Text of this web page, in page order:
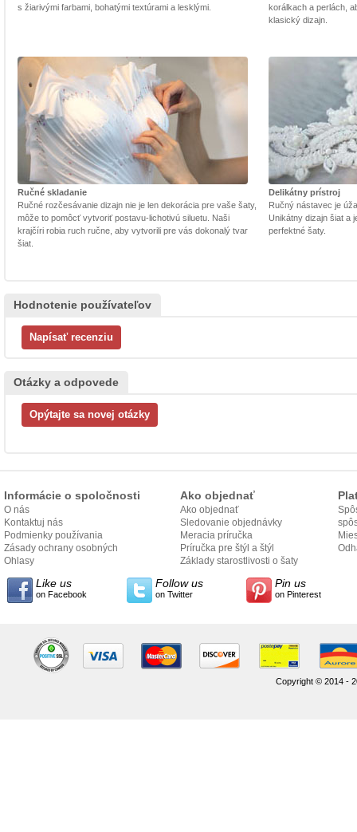
s žiarivými farbami, bohatými textúrami a lesklými.
korálkach a perlách,
klasický dizajn.
Ručné skladanie
Ručné rozčesávanie dizajn nie je len dekorácia pre vaše šaty,
môže to pomôcť vytvoriť postavu-lichotivú siluetu. Naši
krajčíri robia ruch ručne, aby vytvorili pre vás dokonalý tvar
šiat.
Delikátny prístroj
Ručný nástavec je
Unikátny dizajn šiat a
perfektné šaty.
Hodnotenie používateľov
Otázky a odpovede
Informácie o spoločnosti
O nás
Kontaktuj nás
Podmienky používania
Zásady ochrany osobných
údajov
Ohlasy
Ako objednať
Ako objednať
Sledovanie objednávky
Meracia príručka
Príručka pre štýl a štýl
Základy starostlivosti o šaty
Like us
on Facebook
Follow us
on Twitter
Pin us
on Pinterest
Copyright © 2014 -